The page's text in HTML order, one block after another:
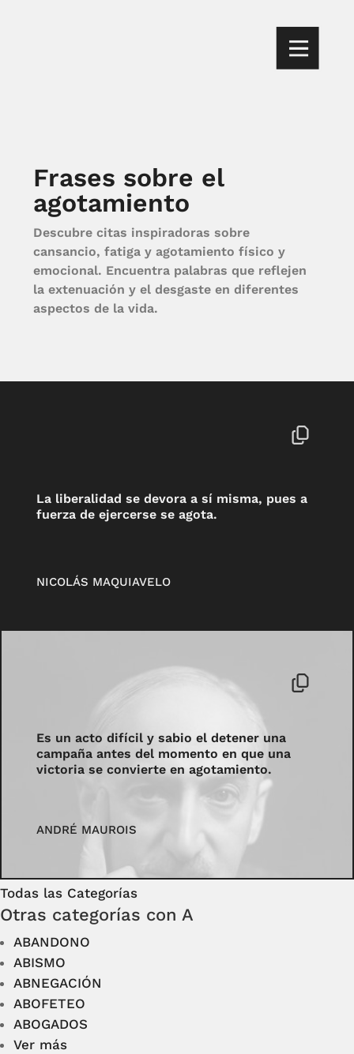
Frases sobre el
agotamiento
Descubre citas inspiradoras sobre
cansancio, fatiga y agotamiento físico y
emocional. Encuentra palabras que reflejen
la extenuación y el desgaste en diferentes
aspectos de la vida.
La liberalidad se devora a sí misma, pues a
fuerza de ejercerse se agota.
NICOLÁS MAQUIAVELO
Es un acto difícil y sabio el detener una
campaña antes del momento en que una
victoria se convierte en agotamiento.
ANDRÉ MAUROIS
Todas las Categorías
Otras categorías con A
ABANDONO
ABISMO
ABNEGACIÓN
ABOFETEO
ABOGADOS
Ver más